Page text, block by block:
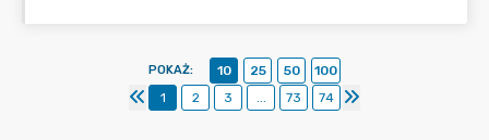
POKAŻ: 10 25 50
100
1
2 3 ... 73 74